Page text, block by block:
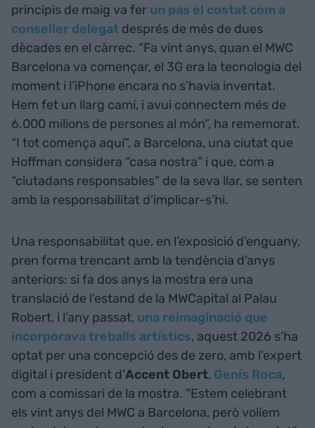
principis de maig va fer un pas el costat com a
conseller delegat després de més de dues
dècades en el càrrec. “Fa vint anys, quan el MWC
Barcelona va començar, el 3G era la tecnologia del
moment i l’iPhone encara no s’havia inventat.
Hem fet un llarg camí, i avui connectem més de
6.000 milions de persones al món”, ha rememorat.
“I tot comença aquí”, a Barcelona, una ciutat que
Hoffman considera “casa nostra” i que, com a
“ciutadans responsables” de la seva llar, se senten
amb la responsabilitat d’implicar-s’hi.
Una responsabilitat que, en l’exposició d’enguany,
pren forma trencant amb la tendència d’anys
anteriors: si fa dos anys la mostra era una
translació de l’estand de la MWCapital al Palau
Robert, i l’any passat, una reimaginació que
incorporava treballs artístics, aquest 2026 s’ha
optat per una concepció des de zero, amb l’expert
digital i president d’Accent Obert, Genís Roca,
com a comissari de la mostra. “Estem celebrant
els vint anys del MWC a Barcelona, però volíem